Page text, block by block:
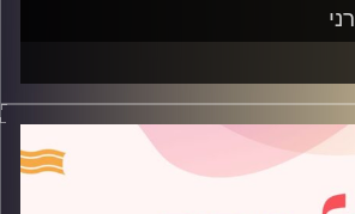
איתה את הבוקר בהגשת שיר אברני